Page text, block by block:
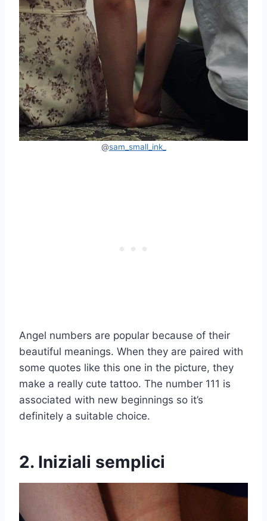
@sam_small_ink_
Angel numbers are popular because of their
beautiful meanings. When they are paired with
some quotes like this one in the picture, they
make a really cute tattoo. The number 111 is
associated with new beginnings so it’s
definitely a suitable choice.
2. Iniziali semplici